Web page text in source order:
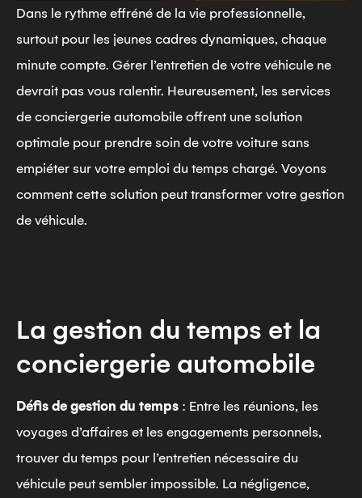
Dans le rythme effréné de la vie professionnelle,
surtout pour les jeunes cadres dynamiques, chaque
minute compte. Gérer l’entretien de votre véhicule ne
devrait pas vous ralentir. Heureusement, les services
de conciergerie automobile offrent une solution
optimale pour prendre soin de votre voiture sans
empiéter sur votre emploi du temps chargé. Voyons
comment cette solution peut transformer votre gestion
de véhicule.
La gestion du temps et la
conciergerie automobile
Défis de gestion du temps : Entre les réunions, les
voyages d’affaires et les engagements personnels,
trouver du temps pour l’entretien nécessaire du
véhicule peut sembler impossible. La négligence,